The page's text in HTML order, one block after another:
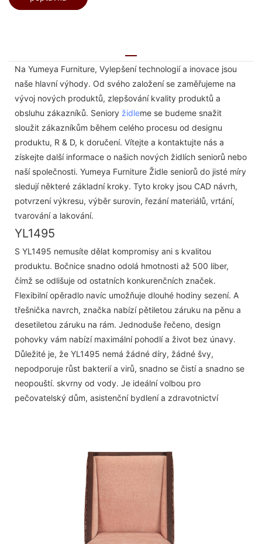
Na Yumeya Furniture, Vylepšení technologií a inovace jsou
naše hlavní výhody. Od svého založení se zaměřujeme na
vývoj nových produktů, zlepšování kvality produktů a
obsluhu zákazníků. Seniory židleme se budeme snažit
sloužit zákazníkům během celého procesu od designu
produktu, R & D, k doručení. Vítejte a kontaktujte nás a
získejte další informace o našich nových židlích seniorů nebo
naší společnosti. Yumeya Furniture Židle seniorů do jisté míry
sledují některé základní kroky. Tyto kroky jsou CAD návrh,
potvrzení výkresu, výběr surovin, řezání materiálů, vrtání,
tvarování a lakování.
YL1495
S YL1495 nemusíte dělat kompromisy ani s kvalitou
produktu. Bočnice snadno odolá hmotnosti až 500 liber,
čímž se odlišuje od ostatních konkurenčních značek.
Flexibilní opěradlo navíc umožňuje dlouhé hodiny sezení. A
třešnička navrch, značka nabízí pětiletou záruku na pěnu a
desetiletou záruku na rám. Jednoduše řečeno, design
pohovky vám nabízí maximální pohodlí a život bez únavy.
Důležité je, že YL1495 nemá žádné díry, žádné švy,
nepodporuje růst bakterií a virů, snadno se čistí a snadno se
neopouští. skvrny od vody. Je ideální volbou pro
pečovatelský dům, asistenční bydlení a zdravotnictví